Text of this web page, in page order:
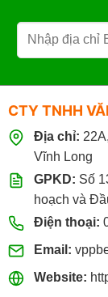
CTY TNHH
Địa chỉ:
Vĩnh Long
GPKD: Số
hoạch và
Điện thoại:
Email:
Website: